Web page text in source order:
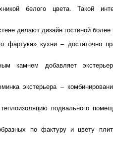
белого цвета. Такой
делают дизайн гостиной
фартука» кухни – достаточно
камнем добавляет
экстерьера –
подвального
по фактуру и цвету